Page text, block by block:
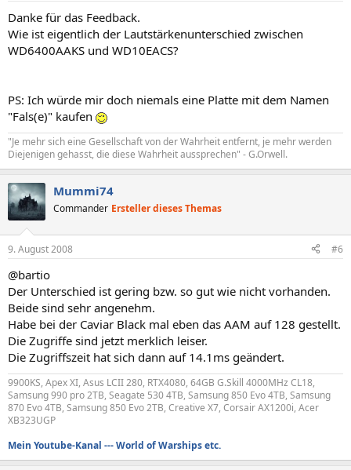
Danke für das Feedback.
Wie ist eigentlich der Lautstärkenunterschied zwischen
WD6400AAKS und WD10EACS?
PS: Ich würde mir doch niemals eine Platte mit dem Namen
"Fals(e)" kaufen
"Je mehr sich eine Gesellschaft von der Wahrheit entfernt, je mehr werden
Diejenigen gehasst, die diese Wahrheit aussprechen" - G.Orwell.
Mummi74
Commander Ersteller dieses Themas
9. August 2008 #6
@bartio
Der Unterschied ist gering bzw. so gut wie nicht vorhanden.
Beide sind sehr angenehm.
Habe bei der Caviar Black mal eben das AAM auf 128 gestellt.
Die Zugriffe sind jetzt merklich leiser.
Die Zugriffszeit hat sich dann auf 14.1ms geändert.
9900KS, Apex XI, Asus LCII 280, RTX4080, 64GB G.Skill 4000MHz CL18,
Samsung 990 pro 2TB, Seagate 530 4TB, Samsung 850 Evo 4TB, Samsung
870 Evo 4TB, Samsung 850 Evo 2TB, Creative X7, Corsair AX1200i, Acer
XB323UGP
Mein Youtube-Kanal --- World of Warships etc.